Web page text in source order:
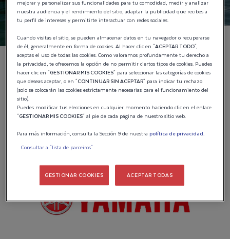
Rendimiento óptimo
Disfruta de unaselección de los mejores motores,
provenientes de los fabricantes más reconocidos del
sector náutico. Un rendimiento fiable, diseñado para
llevarte a donde quieras, con total confianza.
mejorar y personalizar sus funcionalidades para tu comodidad, medir y analizar
nuestra audiencia y el rendimiento del sitio, adaptar la publicidad que recibes a
tu perfil de intereses y permitirte interactuar con redes sociales.
Cuando visitas el sitio, se pueden almacenar datos en tu navegador o recuperarse
de él, generalmente en forma de cookies. Al hacer clic en "ACEPTAR TODO",
aceptas el uso de todas las cookies. Como valoramos profundamente tu derecho a
la privacidad, te ofrecemos la opción de no permitir ciertos tipos de cookies. Puedes
hacer clic en "GESTIONAR MIS COOKIES" para seleccionar las categorías de cookies
que deseas aceptar, o en "CONTINUAR SIN ACEPTAR" para indicar tu rechazo
(solo se colocarán las cookies estrictamente necesarias para el funcionamiento del
sitio).
Puedes modificar tus elecciones en cualquier momento haciendo clic en el enlace
"GESTIONAR MIS COOKIES" al pie de cada página de nuestro sitio web.
Para más información, consulta la Sección 9 de nuestrapolítica de privacidad.
Consultar a "lista de parceiros"
GESTIONAR COOKIES ACEPTAR TODAS